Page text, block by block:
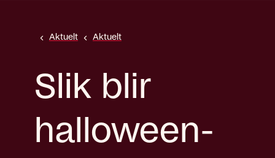
Aktuelt Aktuelt
Slik blir
halloween-